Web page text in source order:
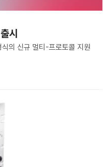
시
의 신규 멀티-프로토콜 지원